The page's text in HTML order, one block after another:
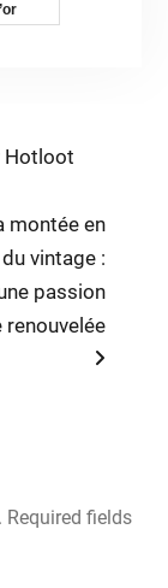
Hotloot
montée en
vintage :
passion
renouvelée
Required fields